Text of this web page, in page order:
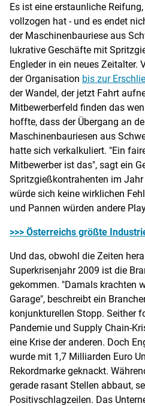
Es ist eine erstaunliche
vollzogen hat - und es endet
der Maschinenbauriese aus
lukrative Geschäfte mit
Engleder in ein neues Zeitalter.
der Organisation bis zur
der Wandel, der jetzt Fahrt
Mitbewerberfeld finden das
hoffte, dass der Übergang an
Maschinenbauriesen aus
hatte sich verkalkuliert. "Ein
Mitbewerber ist das", sagt ein
Spritzgießkontrahenten im
würde sich keine wirklichen
und Pannen würden andere
>>> Österreichs größte
Und das, obwohl die Zeiten
Superkrisenjahr 2009 ist die
gekommen. "Damals krachten
Garage", beschreibt ein
konjunkturellen Stopp. Seither
Pandemie und Supply Chain-
eine Krise der anderen. Doch
wurde mit 1,7 Milliarden Euro
Rekordmarke geknackt.
gerade rasant Stellen abbaut,
Positivschlagzeilen. Das